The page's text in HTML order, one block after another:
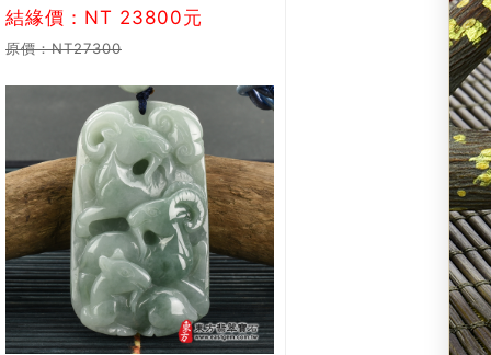
結緣價：NT 23800元
原價：NT27300